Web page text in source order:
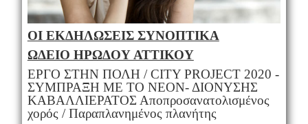
ΟΙ ΕΚΔΗΛΩΣΕΙΣ ΣΥΝΟΠΤΙΚΑ
ΩΔΕΙΟ ΗΡΩΔΟΥ ΑΤΤΙΚΟΥ
ΕΡΓΟ ΣΤΗΝ ΠΟΛΗ / CITY PROJECT 2020 -
ΣΥΜΠΡΑΞΗ ME TO ΝΕΟΝ- ΔΙΟΝΥΣΗΣ
ΚΑΒΑΛΛΙΕΡΑΤΟΣ Αποπροσανατολισμένος
χορός / Παραπλανημένος πλανήτης